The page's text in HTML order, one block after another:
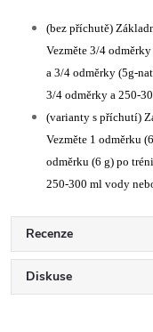
(bez příchutě)
Vezměte 3/4
a 3/4 odměrky (5g-
3/4 odměrky a 250-
(varianty s příchutí)
Vezměte 1 odměrku
odměrku (6 g) po
250-300 ml vody
Recenze
Diskuse